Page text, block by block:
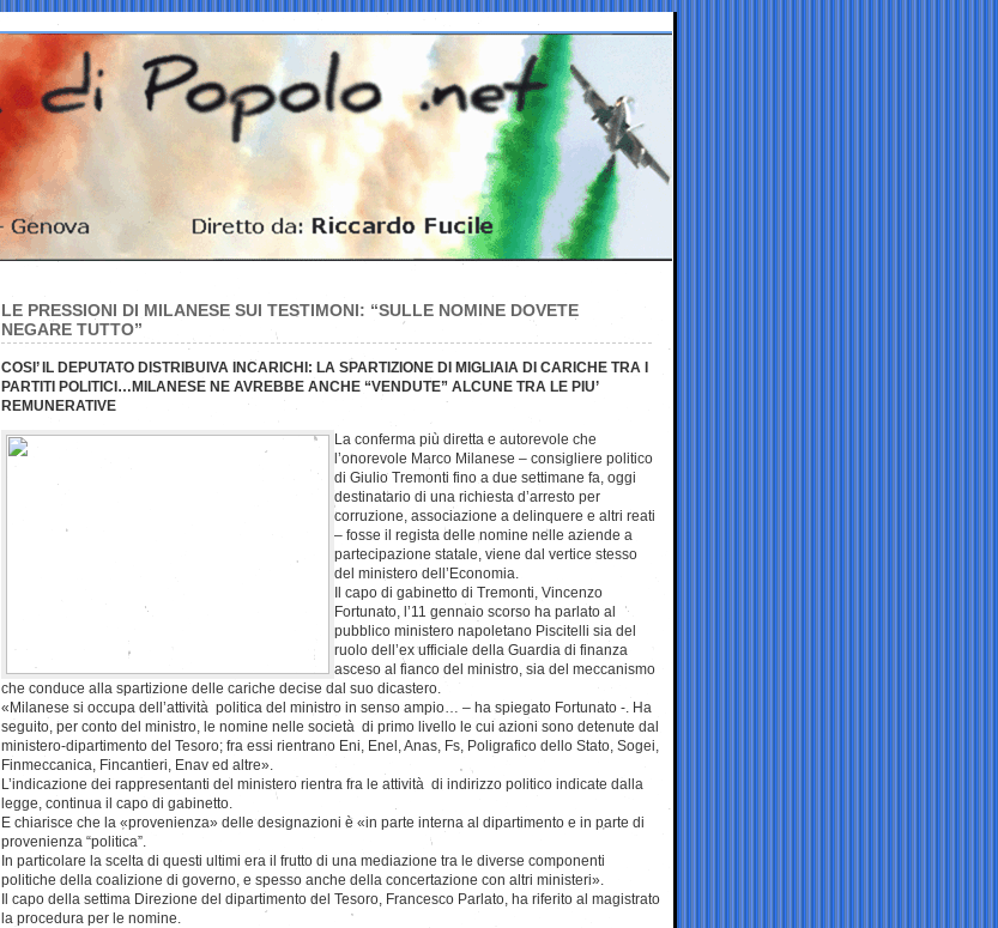
LE PRESSIONI DI MILANESE SUI TESTIMONI: “SULLE NOMINE DOVETE
NEGARE TUTTO”
COSI’ IL DEPUTATO DISTRIBUIVA INCARICHI: LA SPARTIZIONE DI MIGLIAIA DI CARICHE TRA I
PARTITI POLITICI…MILANESE NE AVREBBE ANCHE “VENDUTE” ALCUNE TRA LE PIU’
REMUNERATIVE
La conferma più diretta e autorevole che
l’onorevole Marco Milanese – consigliere politico
di Giulio Tremonti fino a due settimane fa, oggi
destinatario di una richiesta d’arresto per
corruzione, associazione a delinquere e altri reati
– fosse il regista delle nomine nelle aziende a
partecipazione statale, viene dal vertice stesso
del ministero dell’Economia.
Il capo di gabinetto di Tremonti, Vincenzo
Fortunato, l’11 gennaio scorso ha parlato al
pubblico ministero napoletano Piscitelli sia del
ruolo dell’ex ufficiale della Guardia di finanza
asceso al fianco del ministro, sia del meccanismo
che conduce alla spartizione delle cariche decise dal suo dicastero.
«Milanese si occupa dell’attività politica del ministro in senso ampio… – ha spiegato Fortunato -. Ha
seguito, per conto del ministro, le nomine nelle società di primo livello le cui azioni sono detenute dal
ministero-dipartimento del Tesoro; fra essi rientrano Eni, Enel, Anas, Fs, Poligrafico dello Stato, Sogei,
Finmeccanica, Fincantieri, Enav ed altre».
L’indicazione dei rappresentanti del ministero rientra fra le attività di indirizzo politico indicate dalla
legge, continua il capo di gabinetto.
E chiarisce che la «provenienza» delle designazioni è «in parte interna al dipartimento e in parte di
provenienza “politica”.
In particolare la scelta di questi ultimi era il frutto di una mediazione tra le diverse componenti
politiche della coalizione di governo, e spesso anche della concertazione con altri ministeri».
Il capo della settima Direzione del dipartimento del Tesoro, Francesco Parlato, ha riferito al magistrato
la procedura per le nomine.